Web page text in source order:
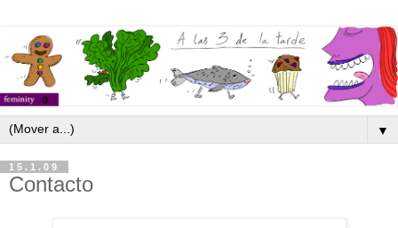
▼
15.1.09
Contacto